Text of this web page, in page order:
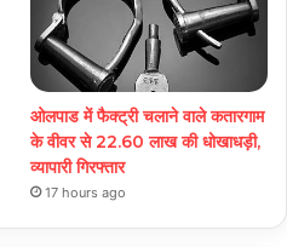
ओलपाड में फैक्ट्री चलाने वाले कतारगाम
के वीवर से 22.60 लाख की धोखाधड़ी,
व्यापारी गिरफ्तार
17 hours ago